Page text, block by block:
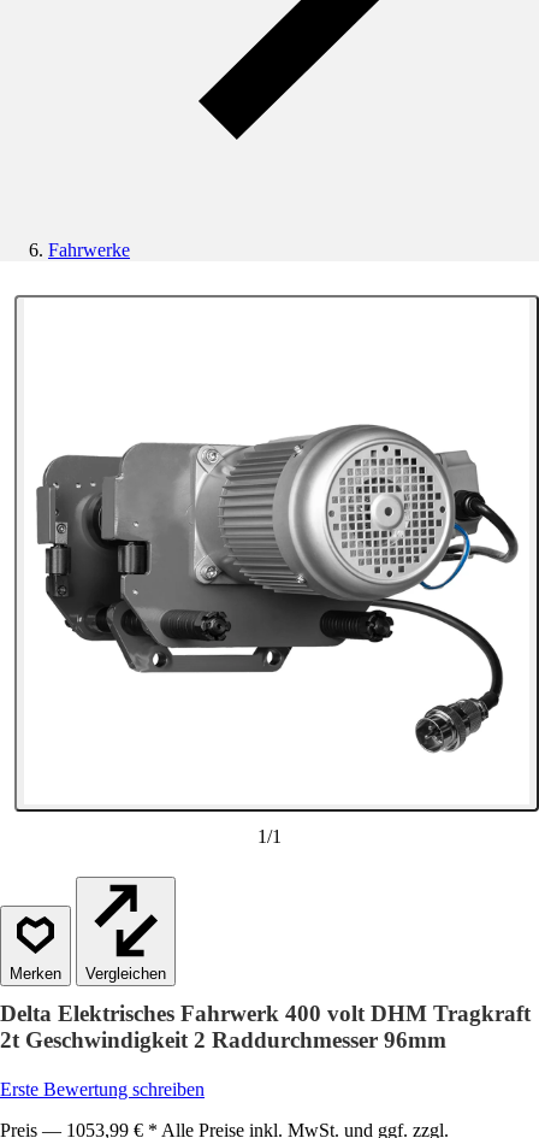
Fahrwerke
1/1
Vergleichen
Delta Elektrisches Fahrwerk 400 volt DHM Tragkraft
2t Geschwindigkeit 2 Raddurchmesser 96mm
Erste Bewertung schreiben
Preis — 1053,99 € * Alle Preise inkl. MwSt. und ggf. zzgl.